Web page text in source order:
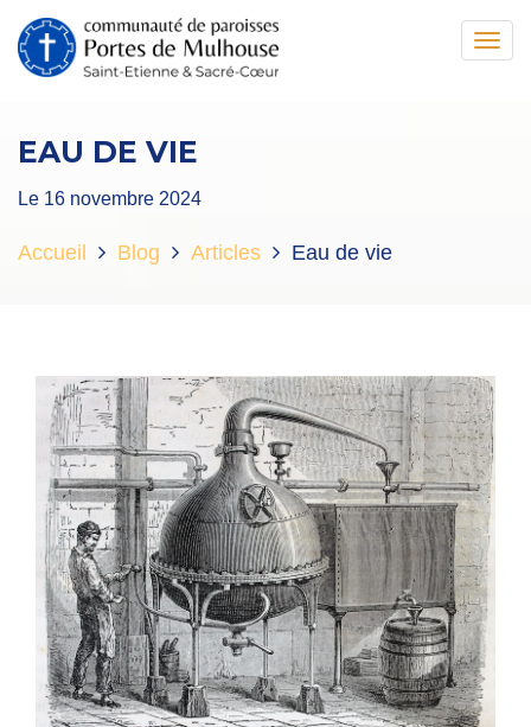
EAU DE VIE
Le 16 novembre 2024
Accueil Blog Articles Eau de vie